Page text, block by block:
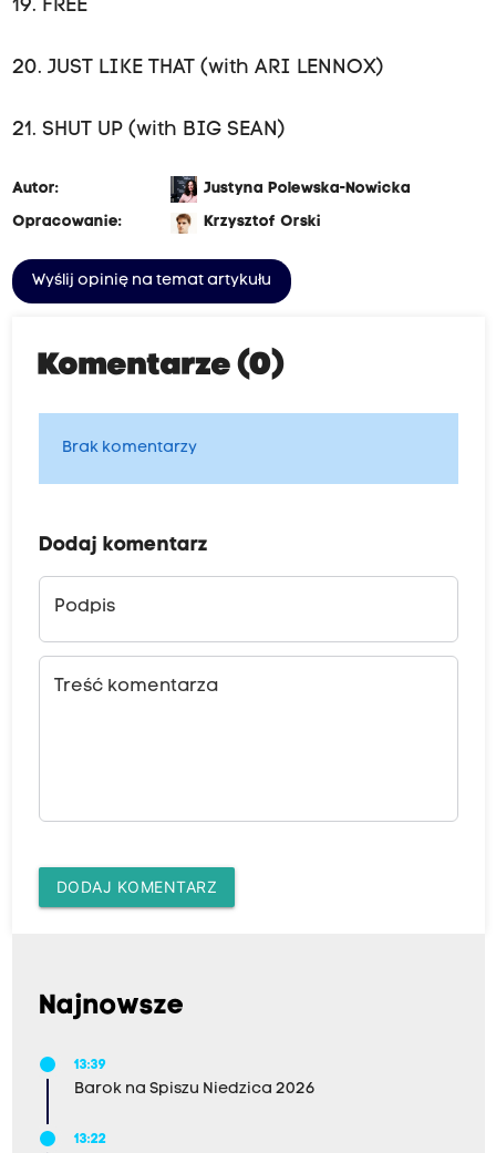
19. FREE
20. JUST LIKE THAT (with ARI LENNOX)
21. SHUT UP (with BIG SEAN)
Autor:
Justyna Polewska-Nowicka
Opracowanie:
Krzysztof Orski
Wyślij opinię na temat artykułu
Komentarze (0)
Brak komentarzy
Dodaj komentarz
Podpis
Treść komentarza
DODAJ KOMENTARZ
Najnowsze
13:39
Barok na Spiszu Niedzica 2026
13:22